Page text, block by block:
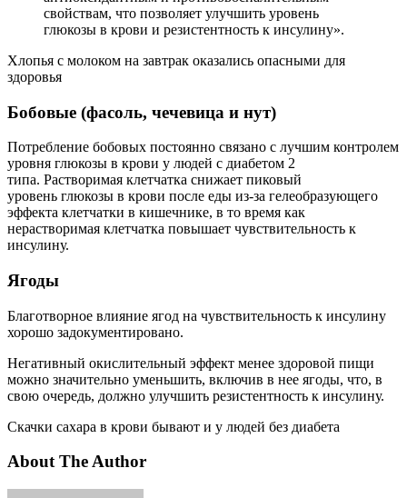
свойствам, что позволяет улучшить уровень
глюкозы в крови и резистентность к инсулину».
Хлопья с молоком на завтрак оказались опасными для
здоровья
Бобовые (фасоль, чечевица и нут)
Потребление бобовых постоянно связано с лучшим контролем
уровня глюкозы в крови у людей с диабетом 2
типа. Растворимая клетчатка снижает пиковый
уровень глюкозы в крови после еды из-за гелеобразующего
эффекта клетчатки в кишечнике, в то время как
нерастворимая клетчатка повышает чувствительность к
инсулину.
Ягоды
Благотворное влияние ягод на чувствительность к инсулину
хорошо задокументировано.
Негативный окислительный эффект менее здоровой пищи
можно значительно уменьшить, включив в нее ягоды, что, в
свою очередь, должно улучшить резистентность к инсулину.
Скачки сахара в крови бывают и у людей без диабета
About The Author